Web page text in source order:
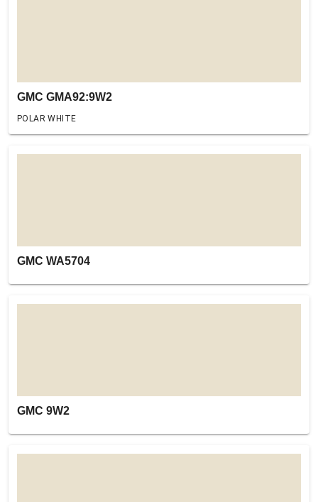
GMC GMA92:9W2
POLAR WHITE
GMC WA5704
GMC 9W2